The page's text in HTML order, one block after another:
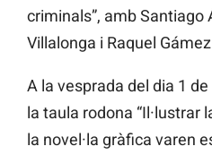
criminals”, amb Santiago
Villalonga i Raquel
A la vesprada del dia 1
la taula rodona “Il·lustrar
la novel·la gràfica varen